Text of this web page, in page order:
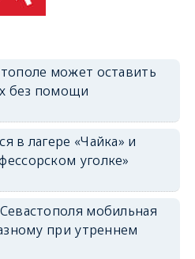
может оставить
без помощи
в лагере «Чайка» и
уголке»
мобильная
при утреннем